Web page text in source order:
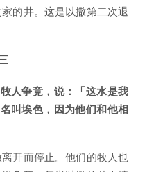
的井。这是以撒第二次退
人争竞，说：「这水是我
叫埃色，因为他们和他相
开而停止。他们的牧人也